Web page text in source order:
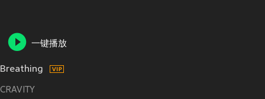
一键播放
Breathing
CRAVITY